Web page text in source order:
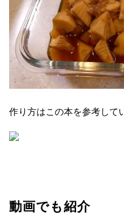
作り方はこの本を参考して
動画でも紹介